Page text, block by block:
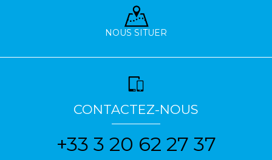
NOUS SITUER
CONTACTEZ-NOUS
+33 3 20 62 27 37